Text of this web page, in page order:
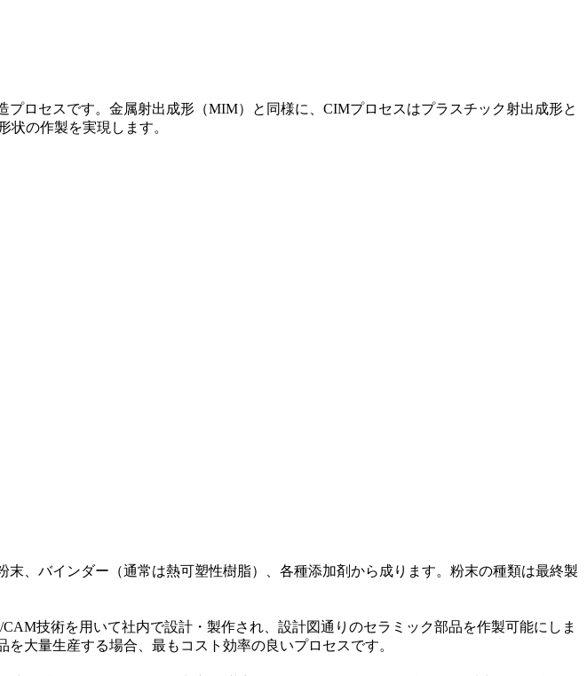
ロセスです。 金属射出成形（MIM） と同様に、CIMプロセスはプラスチック射出成形と
の作製を実現します。
、バインダー（通常は熱可塑性樹脂）、各種添加剤から成ります。粉末の種類は最終製
技術を用いて社内で設計・製作され、設計図通りのセラミック部品を作製可能にしま
大量生産する場合、最もコスト効率の良いプロセスです。